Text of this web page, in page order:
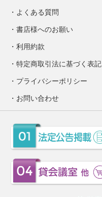
よくある質問
書店様へのお願い
利用約款
特定商取引法に基づく表記
プライバシーポリシー
お問い合わせ